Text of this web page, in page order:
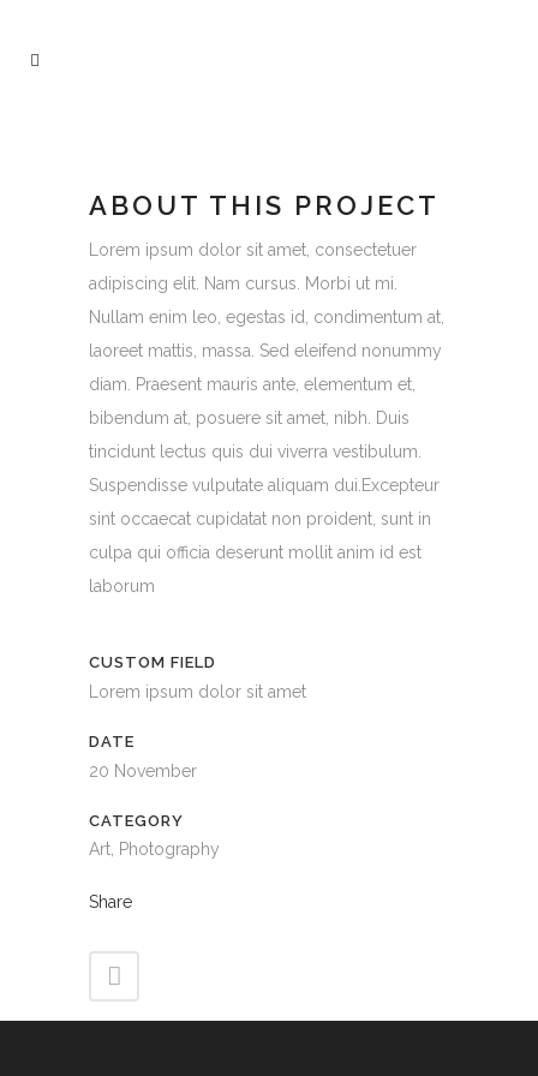
ABOUT THIS PROJECT
Lorem ipsum dolor sit amet, consectetuer
adipiscing elit. Nam cursus. Morbi ut mi.
Nullam enim leo, egestas id, condimentum at,
laoreet mattis, massa. Sed eleifend nonummy
diam. Praesent mauris ante, elementum et,
bibendum at, posuere sit amet, nibh. Duis
tincidunt lectus quis dui viverra vestibulum.
Suspendisse vulputate aliquam dui.Excepteur
sint occaecat cupidatat non proident, sunt in
culpa qui officia deserunt mollit anim id est
laborum
CUSTOM FIELD
Lorem ipsum dolor sit amet
DATE
20 November
CATEGORY
Art, Photography
Share